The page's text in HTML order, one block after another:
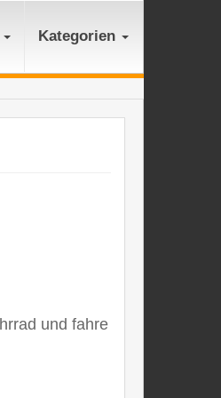
Kategorien
und fahre